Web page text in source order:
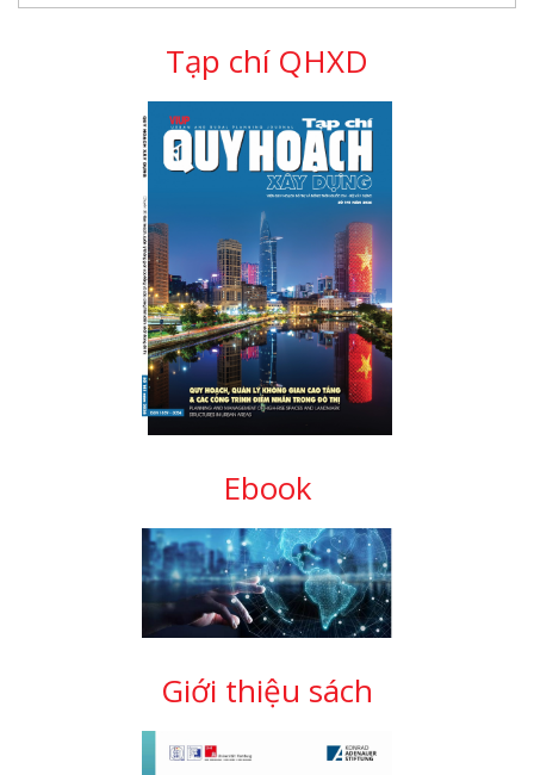
Tạp chí QHXD
Ebook
Giới thiệu sách